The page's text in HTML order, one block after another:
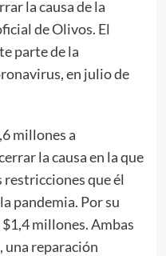
la causa de la
de Olivos. El
parte de la
en julio de
millones a
la causa en la que
que él
pandemia. Por su
millones. Ambas
una reparación